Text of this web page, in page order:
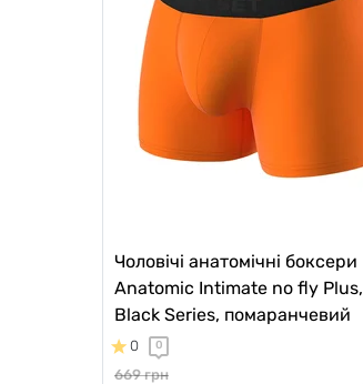
Чоловічі анатомічні боксери
Anatomic Intimate no fly Plus,
Black Series, помаранчевий
0 0
669 грн